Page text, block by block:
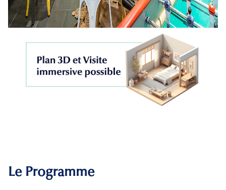
Le Programme